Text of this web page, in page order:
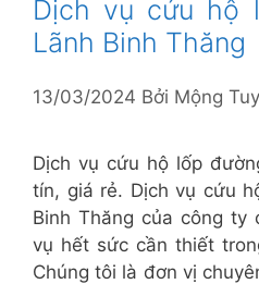
Dịch vụ cứu hộ
Lãnh Binh Thăng
13/03/2024 Bởi Mộng
Dịch vụ cứu hộ lốp
tín, giá rẻ. Dịch vụ cứu
Binh Thăng của công ty
vụ hết sức cần thiết
Chúng tôi là đơn vị